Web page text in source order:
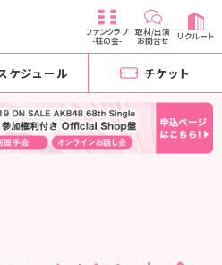
ファンクラブ
-柱の会-
取材/出演
お問合せ リクルート
ケジュール チケット